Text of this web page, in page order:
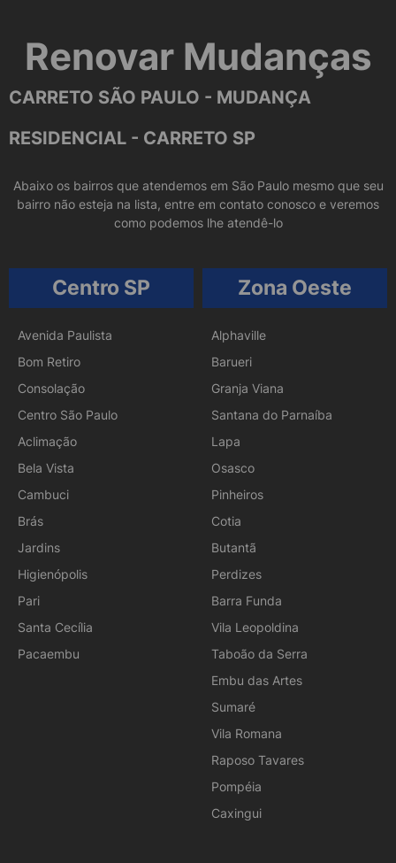
Renovar Mudanças
CARRETO SÃO PAULO - MUDANÇA
RESIDENCIAL - CARRETO SP
Abaixo os bairros que atendemos em São Paulo mesmo que seu
bairro não esteja na lista, entre em contato conosco e veremos
como podemos lhe atendê-lo
Centro SP
Avenida Paulista
Bom Retiro
Consolação
Centro São Paulo
Aclimação
Bela Vista
Cambuci
Brás
Jardins
Higienópolis
Pari
Santa Cecília
Pacaembu
Zona Oeste
Alphaville
Barueri
Granja Viana
Santana do Parnaíba
Lapa
Osasco
Pinheiros
Cotia
Butantã
Perdizes
Barra Funda
Vila Leopoldina
Taboão da Serra
Embu das Artes
Sumaré
Vila Romana
Raposo Tavares
Pompéia
Caxingui